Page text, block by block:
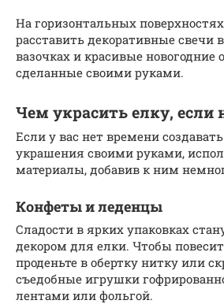
На горизонтальных
расставить декоративные свечи
вазочках и красивые новогодние
сделанные своими руками.
Чем украсить елку, если
Если у вас нет времени
украшения своими руками,
материалы, добавив к ним
Конфеты и леденцы
Сладости в ярких упаковках
декором для елки. Чтобы
проденьте в обертку нитку или
съедобные игрушки
лентами или фольгой.